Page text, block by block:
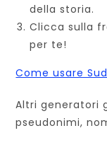
della storia.
Clicca sulla
per te!
Come usare
Altri generatori
pseudonimi,